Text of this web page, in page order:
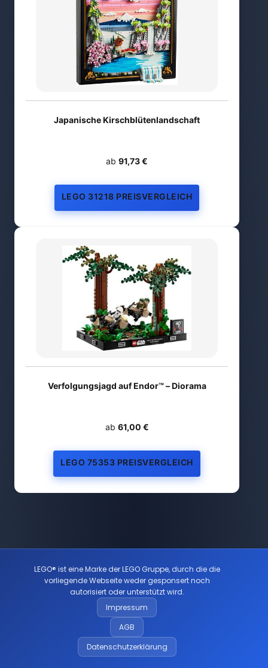
Japanische Kirschblütenlandschaft
ab 91,73 €
LEGO 31218 PREISVERGLEICH
Verfolgungsjagd auf Endor™ – Diorama
ab 61,00 €
LEGO 75353 PREISVERGLEICH
LEGO® ist eine Marke der LEGO Gruppe, durch die die
vorliegende Webseite weder gesponsert noch
autorisiert oder unterstützt wird.
Impressum
AGB
Datenschutzerklärung